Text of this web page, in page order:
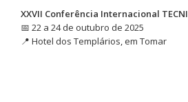
XXVII Conferência Internacional
📅 22 a 24 de outubro de 2025
📍 Hotel dos Templários, em Tomar